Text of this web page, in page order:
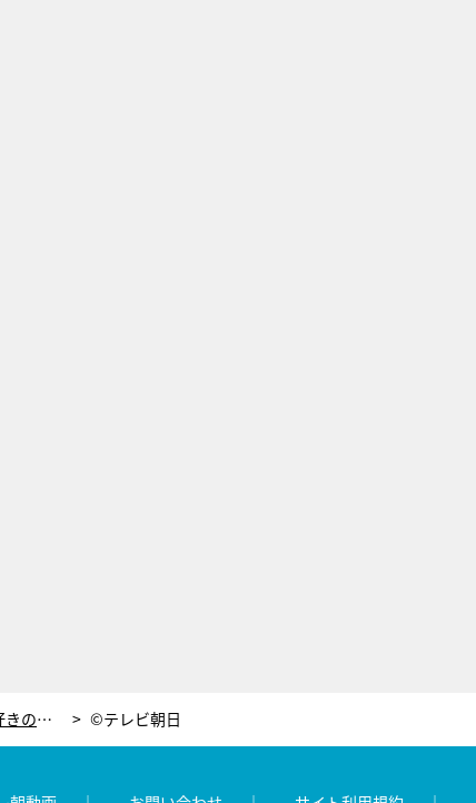
澤部佑と片瀬那奈、生粋のフジロック好きの2人がその魅力を語りつくす！ ©テレビ朝日